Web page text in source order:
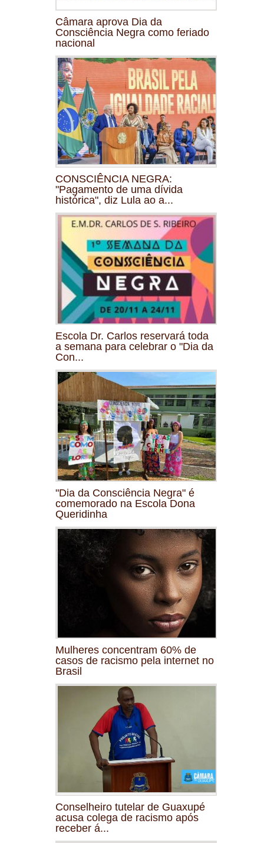
Câmara aprova Dia da
Consciência Negra como feriado
nacional
CONSCIÊNCIA NEGRA:
"Pagamento de uma dívida
histórica", diz Lula ao a...
Escola Dr. Carlos reservará toda
a semana para celebrar o "Dia da
Con...
"Dia da Consciência Negra" é
comemorado na Escola Dona
Queridinha
Mulheres concentram 60% de
casos de racismo pela internet no
Brasil
Conselheiro tutelar de Guaxupé
acusa colega de racismo após
receber á...